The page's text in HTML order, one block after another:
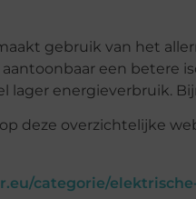
gebruik van het
een betere
lager energieverbruik.
deze overzichtelijke
categorie/